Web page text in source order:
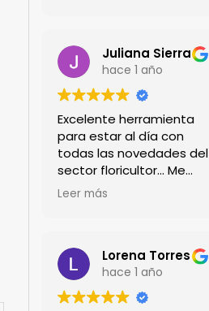
Felicitaciones!!Juliana Sierra
hace 1 año
Excelente herramienta
para estar al día con
todas las novedades del
sector floricultor... Me
encanta!!!
Leer más
Lorena Torres
hace 1 año